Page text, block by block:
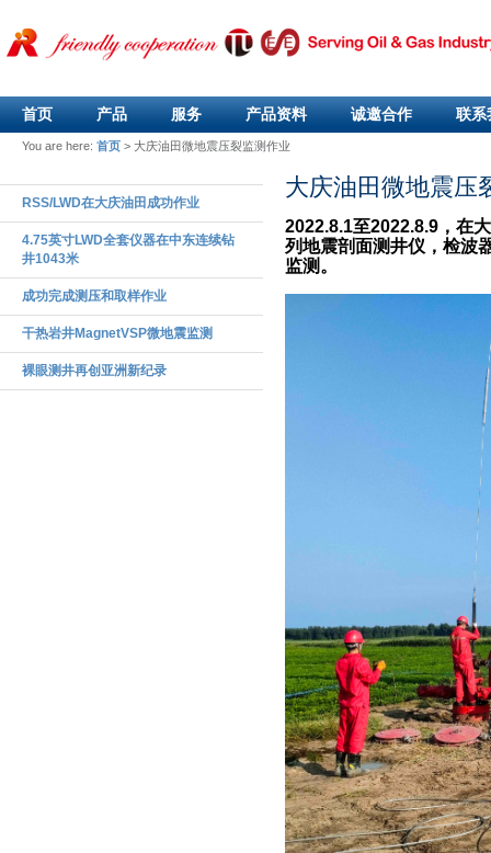
首页 产品 服务 产品资料 诚邀合作 联系
You are here: 首页 > 大庆油田微地震压裂监测作业
RSS/LWD在大庆油田成功作业
4.75英寸LWD全套仪器在中东连续钻
井1043米
成功完成测压和取样作业
干热岩井MagnetVSP微地震监测
裸眼测井再创亚洲新纪录
大庆油田微地震压
2022.8.1至2022.8.9 ，在
列地震剖面测井仪，检波
监测。